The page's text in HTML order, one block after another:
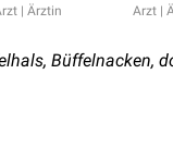
| Ärztin Arzt |
Büffelnacken,